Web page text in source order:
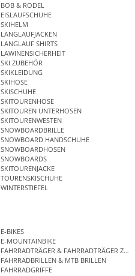
BOB & RODEL
EISLAUFSCHUHE
SKIHELM
LANGLAUFJACKEN
LANGLAUF SHIRTS
LAWINENSICHERHEIT
SKI ZUBEHÖR
SKIKLEIDUNG
SKIHOSE
SKISCHUHE
SKITOURENHOSE
SKITOUREN UNTERHOSEN
SKITOURENWESTEN
SNOWBOARDBRILLE
SNOWBOARD HANDSCHUHE
SNOWBOARDHOSEN
SNOWBOARDS
SKITOURENJACKE
TOURENSKISCHUHE
WINTERSTIEFEL
E-BIKES
E-MOUNTAINBIKE
FAHRRADTRÄGER & FAHRRADTRÄGER
FAHRRADBRILLEN & MTB BRILLEN
FAHRRADGRIFFE